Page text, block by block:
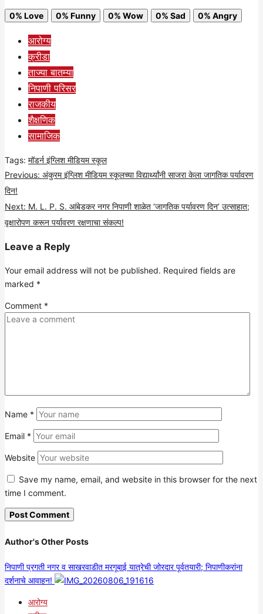
0% Love 0% Funny 0% Wow 0% Sad 0% Angry
आरोग्य
क्रीडा
ताज्या बातम्या
निपाणी परिसर
राजकीय
शैक्षणिक
सामाजिक
Tags: मॉडर्न इंग्लिश मीडियम स्कूल
Post
navigation
Previous: अंकुरम इंग्लिश मीडियम स्कूलच्या विद्यार्थ्यांनी साजरा केला जागतिक पर्यावरण
दिन!
Next: M. L. P. S. आंबेडकर नगर निपाणी शाळेत ‘जागतिक पर्यावरण दिन’ उत्साहात;
वृक्षारोपण करून पर्यावरण रक्षणाचा संकल्प!
Leave a Reply
Your email address will not be published. Required fields are
marked *
Comment *
Name *
Email *
Website
Save my name, email, and website in this browser for the next
time I comment.
Author's Other Posts
निपाणी प्रगती नगर व साखरवाडीत मरगूबाई यात्रेची जोरदार पूर्वतयारी; निपाणीकरांना
दर्शनाचे आवाहन!
आरोग्य